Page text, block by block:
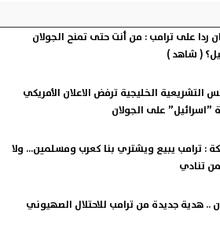
ردا على ترامب : من أنت حتى تمنح الجولان
( شاهد )
التشريعية الخليجية ترفض الاعلان الأمريكي
”اسرائيل” على الجولان
: ترامب يبيع ويشتري بنا كعرب ومسلمين... ولا
تنادي
.. هدية جديدة من ترامب للاحتلال الصهيوني